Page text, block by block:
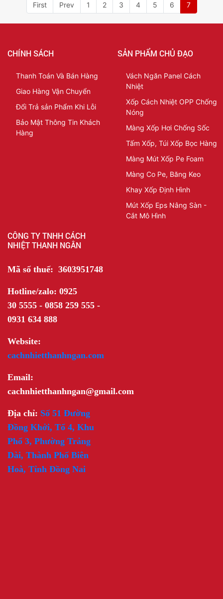
First Prev 1 2 3 4 5 6 7
CHÍNH SÁCH
Thanh Toán Và Bán Hàng
Giao Hàng Vận Chuyển
Đổi Trả sản Phẩm Khi Lỗi
Bảo Mật Thông Tin Khách
Hàng
SẢN PHẨM CHỦ ĐẠO
Vách Ngăn Panel Cách
Nhiệt
Xốp Cách Nhiệt OPP Chống
Nóng
Màng Xốp Hơi Chống Sốc
Tấm Xốp, Túi Xốp Bọc Hàng
Màng Mút Xốp Pe Foam
Màng Co Pe, Băng Keo
Khay Xốp Định Hình
Mút Xốp Eps Nâng Sàn -
Cắt Mô Hình
CÔNG TY TNHH CÁCH
NHIỆT THANH NGÂN
Mã số thuế: 3603951748
Hotline/zalo: 0925
30 5555 - 0858 259 555 -
0931 634 888
Website:
cachnhietthanhngan.com
Email:
cachnhietthanhngan@gmail.com
Địa chỉ: Số 51 Đường
Đồng Khởi, Tổ 4, Khu
Phố 3, Phường Trảng
Dài, Thành Phố Biên
Hoà, Tỉnh Đồng Nai